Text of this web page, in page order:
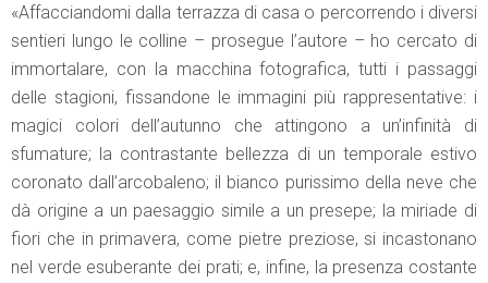
«Affacciandomi dalla terrazza di casa o percorrendo i diversi
sentieri lungo le colline – prosegue l’autore – ho cercato di
immortalare, con la macchina fotografica, tutti i passaggi
delle stagioni, fissandone le immagini più rappresentative: i
magici colori dell’autunno che attingono a un’infinità di
sfumature; la contrastante bellezza di un temporale estivo
coronato dall’arcobaleno; il bianco purissimo della neve che
dà origine a un paesaggio simile a un presepe; la miriade di
fiori che in primavera, come pietre preziose, si incastonano
nel verde esuberante dei prati; e, infine, la presenza costante